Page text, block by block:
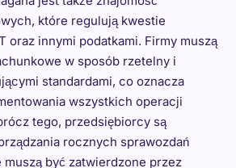
które regulują kwestie
oraz innymi podatkami. Firmy muszą
w sposób rzetelny i
standardami, co oznacza
wszystkich operacji
tego, przedsiębiorcy są
rocznych sprawozdań
być zatwierdzone przez